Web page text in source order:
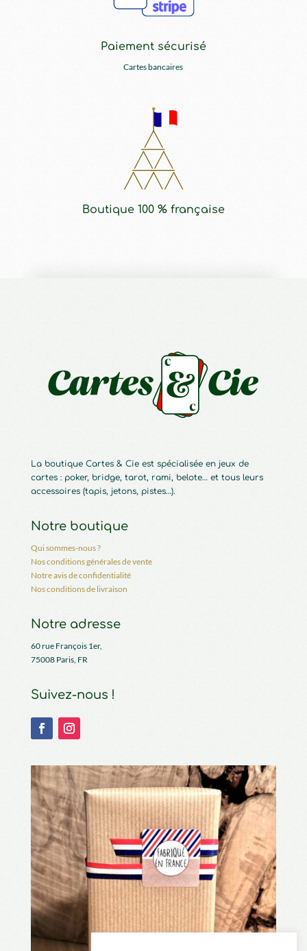
Paiement sécurisé
Cartes bancaires
Boutique 100 % française
La boutique Cartes & Cie est spécialisée en jeux de
cartes : poker, bridge, tarot, rami, belote… et tous leurs
accessoires (tapis, jetons, pistes…).
Notre boutique
Qui sommes-nous ?
Nos conditions générales de vente
Notre avis de confidentialité
Nos conditions de livraison
Notre adresse
60 rue François 1er,
75008 Paris, FR
Suivez-nous !